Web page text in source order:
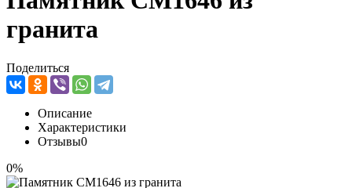
гранита
Поделиться
Описание
Характеристики
Отзывы0
0%